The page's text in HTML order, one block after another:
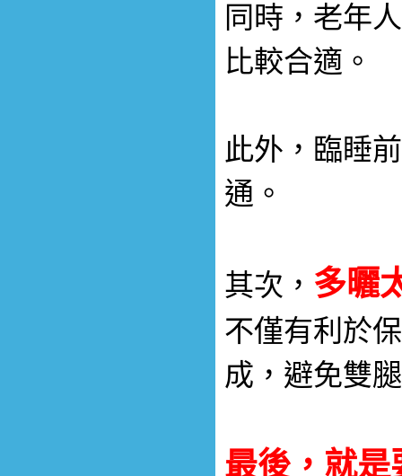
同時，老年
比較合適。
此外，臨睡
通。
其次， 多曬
不僅有利於
成，避免雙
最後，就是